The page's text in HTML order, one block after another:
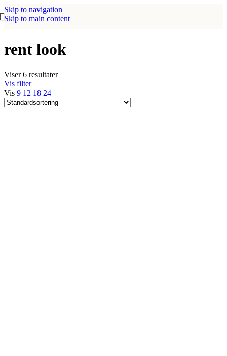
Skip to navigation
Skip to main content
rent look
Viser 6 resultater
Vis filter
Vis 9 12 18 24